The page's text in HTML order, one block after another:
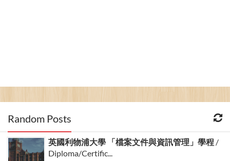
Random Posts
英國利物浦大學 「檔案文件與資訊管理」學程 /
Diploma/Certific...